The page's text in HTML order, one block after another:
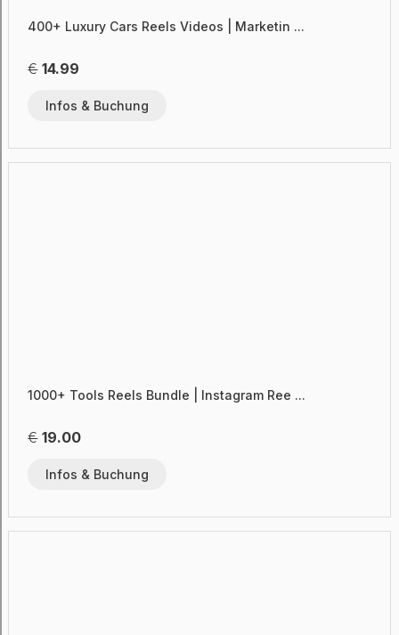
400+ Luxury Cars Reels Videos | Marketin ...
€ 14.99
Infos & Buchung
1000+ Tools Reels Bundle | Instagram Ree ...
€ 19.00
Infos & Buchung